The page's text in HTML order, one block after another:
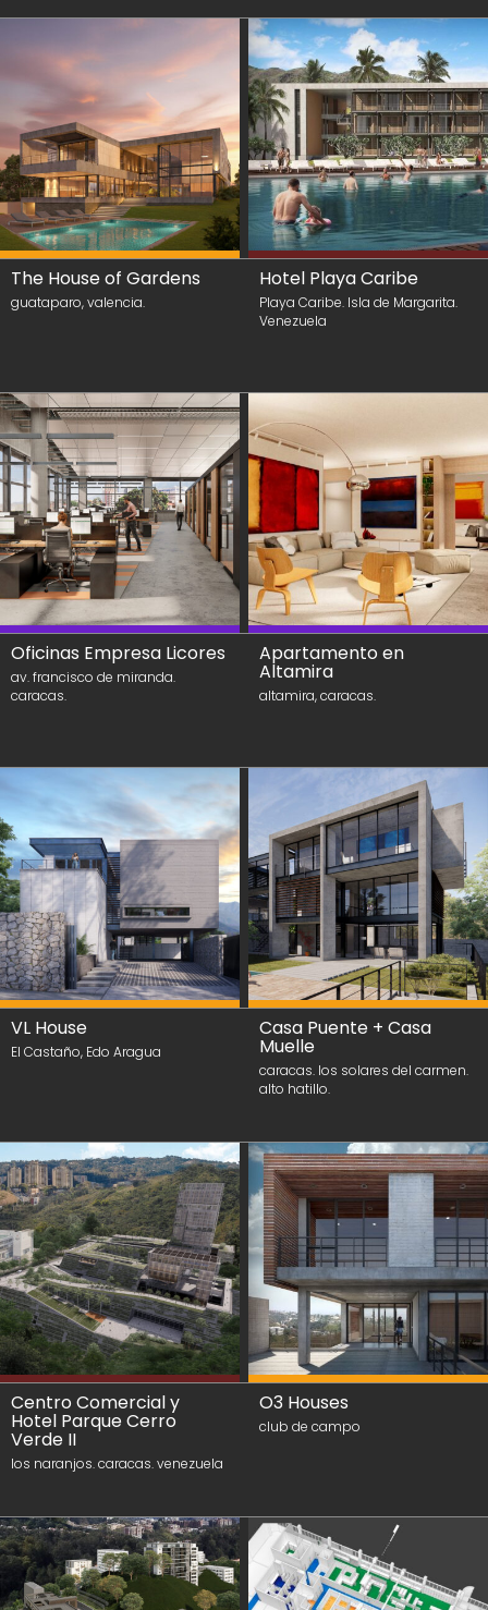
The House of Gardens
guataparo, valencia.
Hotel Playa Caribe
Playa Caribe. Isla de Margarita.
Venezuela
Oficinas Empresa Licores
av. francisco de miranda.
caracas.
Apartamento en
Altamira
altamira, caracas.
VL House
El Castaño, Edo Aragua
Casa Puente + Casa
Muelle
caracas. los solares del carmen.
alto hatillo.
Centro Comercial y
Hotel Parque Cerro
Verde II
los naranjos. caracas. venezuela
O3 Houses
club de campo